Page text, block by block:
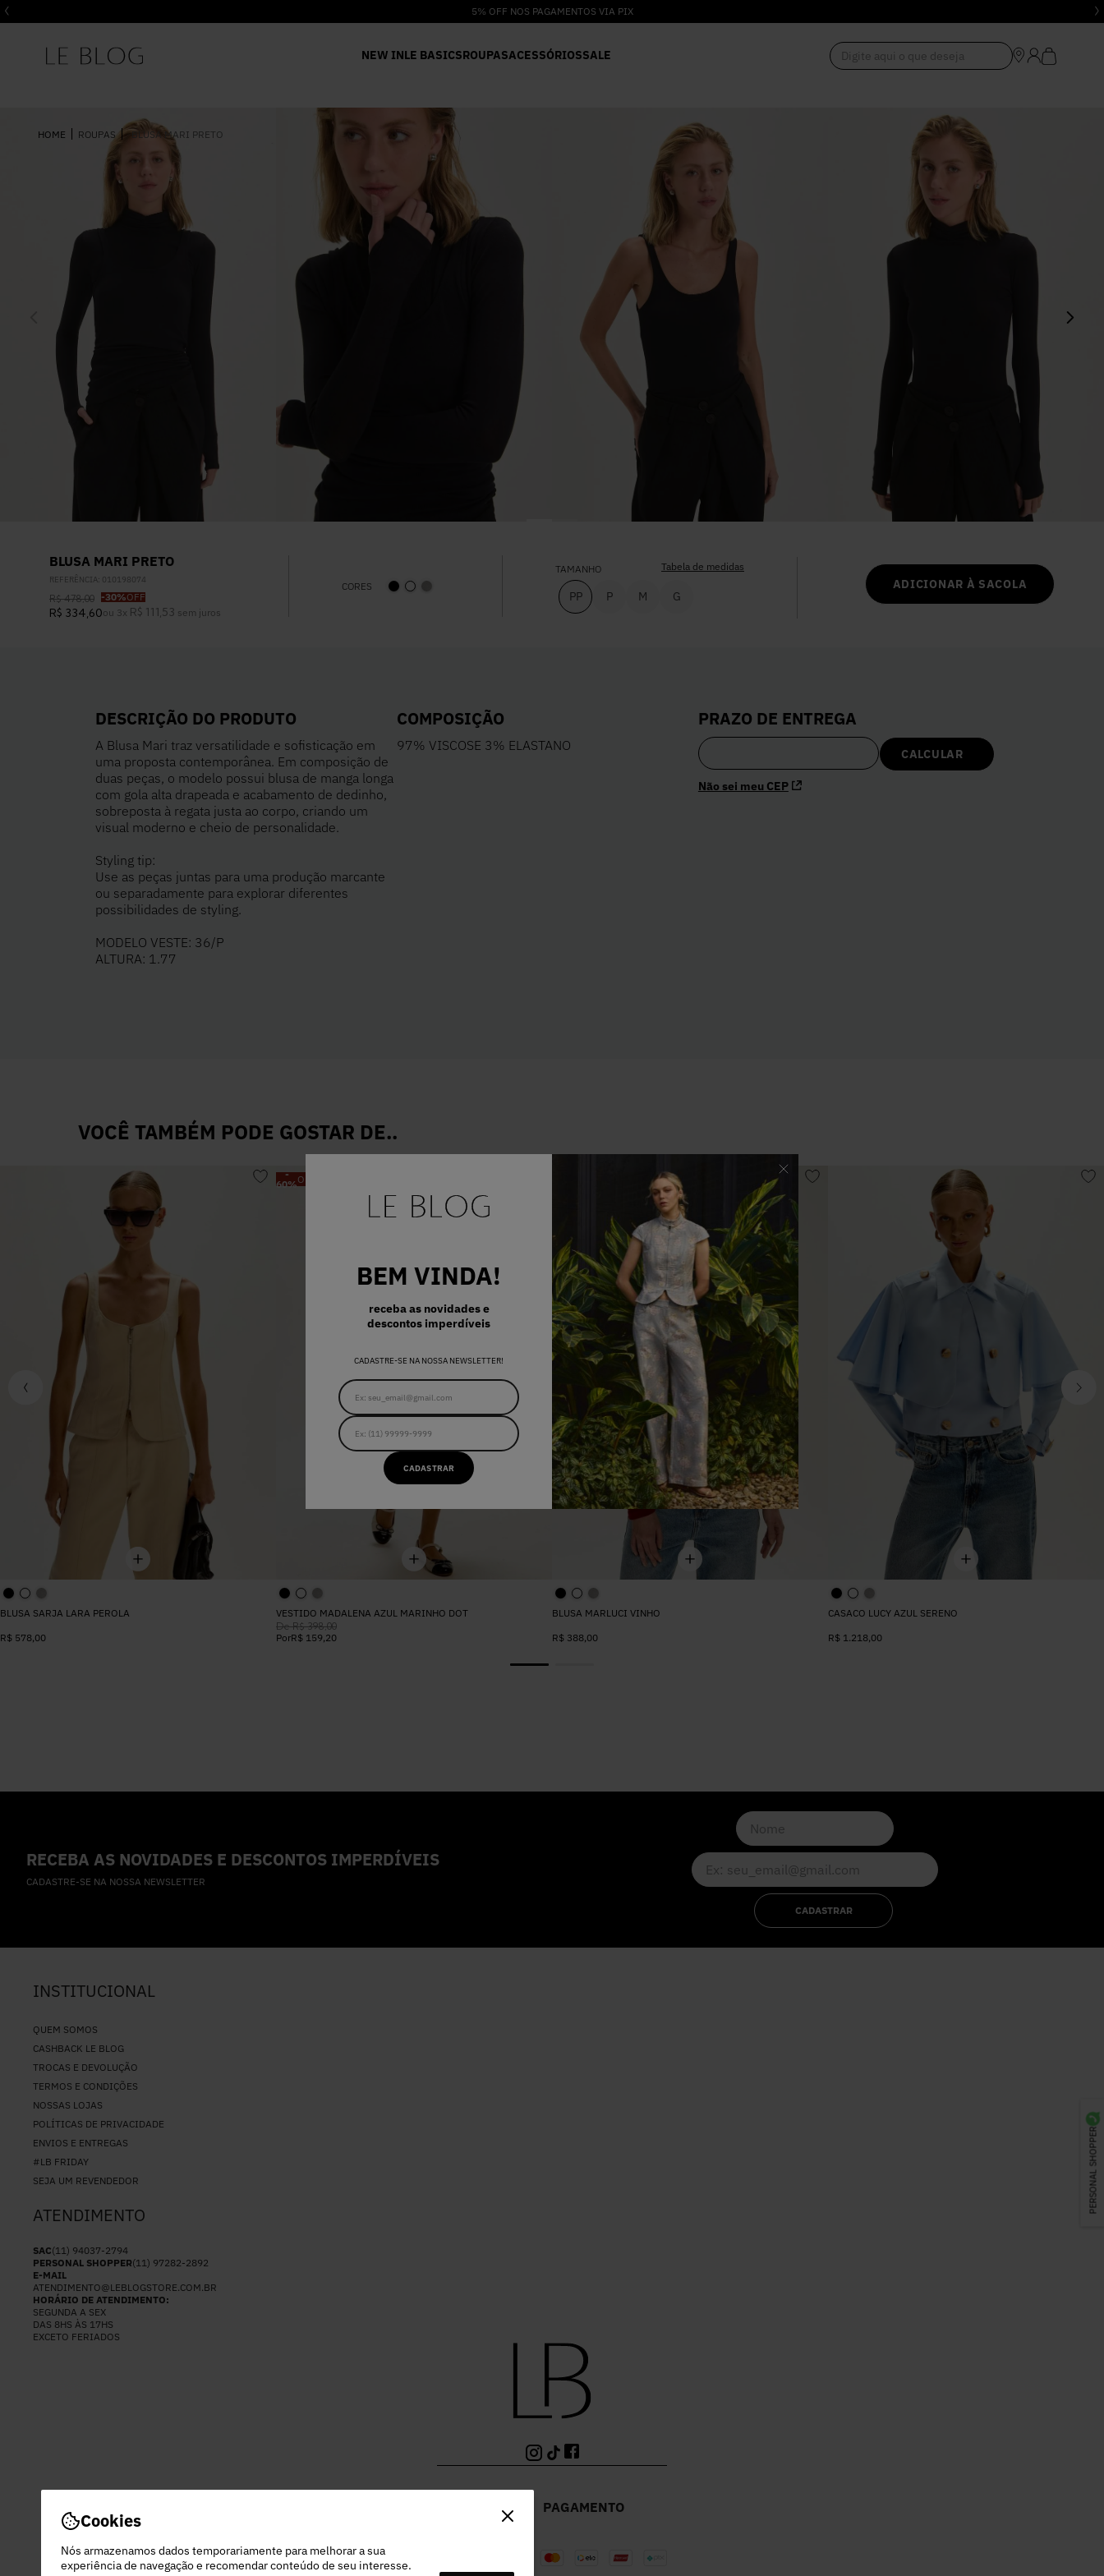
BEM VINDA!
receba as novidades e
descontos imperdíveis
CADASTRE-SE NA NOSSA NEWSLETTER!
CADASTRAR
Cookies
Nós armazenamos dados temporariamente para melhorar a sua
experiência de navegação e recomendar conteúdo de seu interesse.
5% OFF NOS PAGAMENTOS VIA PIX
NEW INLE BASICSROUPASACESSÓRIOSSALE Digite aqui o que deseja
PERSONAL SHOPPER
ROUPAS BLUSA MARI PRETO
BLUSA MARI PRETO
REFERÊNCIA: 010198074
R$ 478,00 -30%OFF
R$ 334,60ou 3x R$ 111 53 sem juros
CORES
TAMANHO
PP P M G
Tabela de medidas
ADICIONAR À SACOLA
DESCRIÇÃO DO PRODUTO
A Blusa Mari traz versatilidade e sofisticação em
uma proposta contemporânea. Em composição de
duas peças, o modelo possui blusa de manga longa
com gola alta drapeada e acabamento de dedinho,
sobreposta à regata justa ao corpo, criando um
visual moderno e cheio de personalidade.
Styling tip:
Use as peças juntas para uma produção marcante
ou separadamente para explorar diferentes
possibilidades de styling.
MODELO VESTE: 36/P
ALTURA: 1.77
COMPOSIÇÃO
97% VISCOSE 3% ELASTANO
PRAZO DE ENTREGA
Não sei meu CEP
VOCÊ TAMBÉM PODE GOSTAR DE..
BLUSA SARJA LARA PEROLA
R$ 578,00
-
60%OFF
VESTIDO MADALENA AZUL MARINHO DOT
De R$ 398,00
PorR$ 159,20
BLUSA MARLUCI VINHO
R$ 388,00
CASACO LUCY AZUL SERENO
R$ 1.218,00
RECEBA AS NOVIDADES E DESCONTOS IMPERDÍVEIS
CADASTRE-SE NA NOSSA NEWSLETTER
CADASTRAR
INSTITUCIONAL
QUEM SOMOS
CASHBACK LE BLOG
TROCAS E DEVOLUÇÃO
TERMOS E CONDIÇÕES
NOSSAS LOJAS
POLÍTICAS DE PRIVACIDADE
ENVIOS E ENTREGAS
#LB FRIDAY
SEJA UM REVENDEDOR
ATENDIMENTO
SAC(11) 94037-2794
PERSONAL SHOPPER(11) 97282-2892
E-MAIL
ATENDIMENTO@LEBLOGSTORE.COM.BR
HORÁRIO DE ATENDIMENTO:
SEGUNDA A SEX
DAS 8HS ÀS 17HS
EXCETO FERIADOS
PAGAMENTO
Colete
Vestidos
Camisa
Vestido Branco